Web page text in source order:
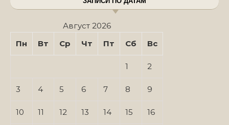
Август 2026
Пн
Вт Ср Чт Пт Сб Вс
1 2
3 4 5 6 7 8 9
10 11 12 13 14 15 16